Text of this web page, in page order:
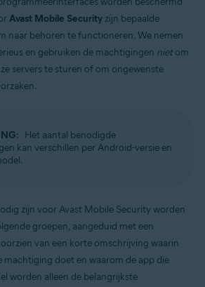
Avast Mobile Security zijn bepaalde
naar behoren te functioneren. We nemen
en gebruiken de machtigingen nietom
servers te sturen of om ongewenste
Het aantal benodigde
kan verschillen per Android-versie en
zijn voor Avast Mobile Security worden
groepen, aangeduid met een
van een korte omschrijving waarin
doet en waarom de app die
worden alleen de belangrijkste